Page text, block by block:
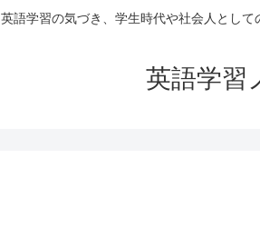
英語学習の気づき、学生時代や社会人として
英語学習